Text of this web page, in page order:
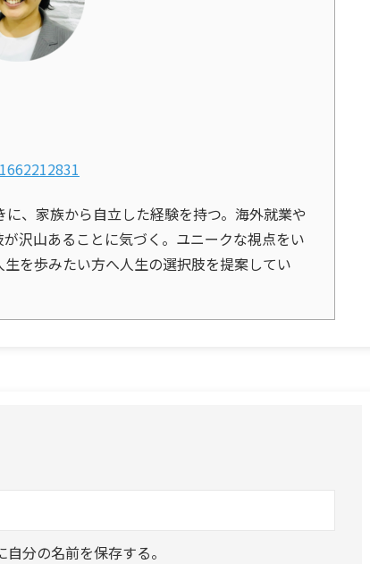
、家族から自立した経験を持つ。海外就業や
沢山あることに気づく。ユニークな視点をい
を歩みたい方へ人生の選択肢を提案してい
分の名前を保存する。